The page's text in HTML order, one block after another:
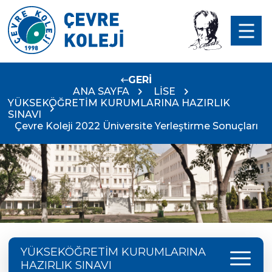
GERİ
ANA SAYFA
LİSE
YÜKSEKÖĞRETİM KURUMLARINA HAZIRLIK
SINAVI
Çevre Koleji 2022 Üniversite Yerleştirme Sonuçları
YÜKSEKÖĞRETİM KURUMLARINA
HAZIRLIK SINAVI
menu